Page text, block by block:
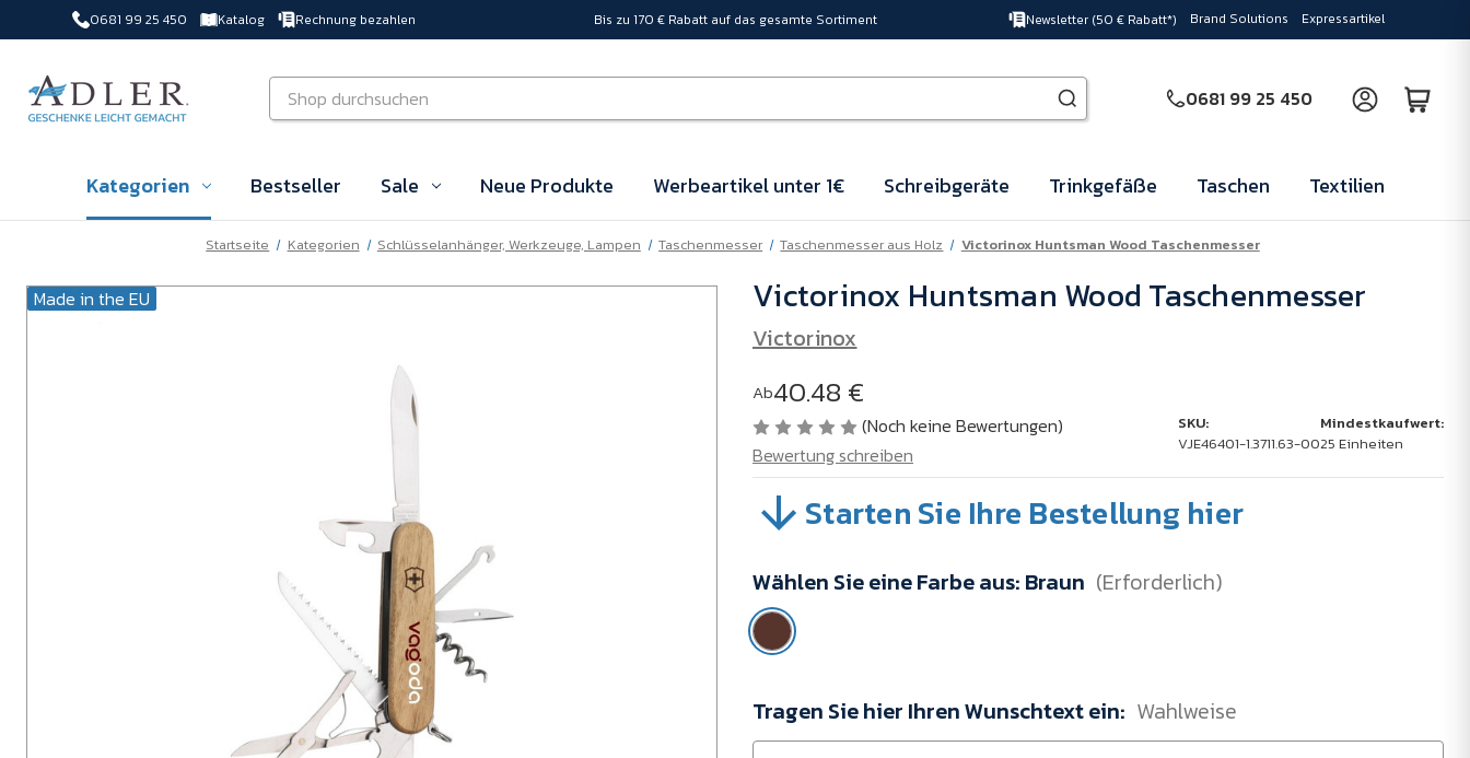
0681 99 25 450 Katalog Rechnung bezahlen Bis zu 170 € Rabatt auf das gesamte Sortiment Newsletter (50 € Rabatt*) Brand Solutions Expressartikel
Suchen
0681 99 25 450
Kategorien Bestseller Sale Neue Produkte Werbeartikel unter 1€ Schreibgeräte Trinkgefäße Taschen Textilien
Startseite Kategorien Schlüsselanhänger, Werkzeuge, Lampen Taschenmesser Taschenmesser aus Holz Victorinox Huntsman Wood Taschenmesser
Made in the EU Victorinox Huntsman Wood Taschenmesser
Victorinox
Ab40.48 €
(Noch keine Bewertungen)
Bewertung schreiben
SKU:
VJE46401-1.3711.63-00
Mindestkaufwert:
25 Einheiten
SKU:
VJE46401-
00
Mindestkaufwert:
25
Starten Sie Ihre Bestellung hier
Wählen Sie eine Farbe aus: Braun (Erforderlich)
Tragen Sie hier Ihren Wunschtext ein: Wahlweise